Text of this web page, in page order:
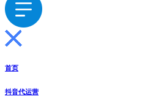
首页
抖音代运营